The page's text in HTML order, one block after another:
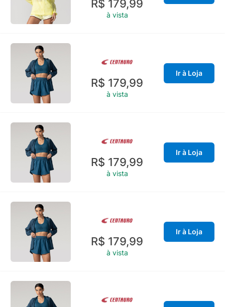
R$ 179,99
à vista
R$ 179,99
à vista
Ir à Loja
R$ 179,99
à vista
Ir à Loja
R$ 179,99
à vista
Ir à Loja